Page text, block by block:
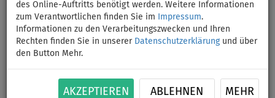
des Online-Auftritts benötigt werden. Weitere Informationen
zum Verantwortlichen finden Sie im
Impressum.
Informationen zu den Verarbeitungszwecken und Ihren
Rechten finden Sie in unserer Datenschutzerklärungund über
den Button Mehr.
AKZEPTIEREN ABLEHNEN MEHR
BIS
-8 %
Previous